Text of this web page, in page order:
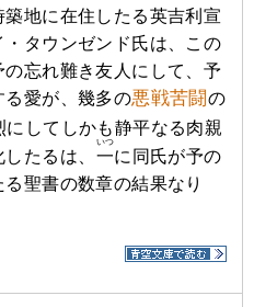
築地に在住したる英吉利宣
・タウンゼンド氏は、この
の忘れ難き友人にして、予
る愛が、幾多の悪戦苦闘の
にしてしかも静平なる肉親
たるは、 一
いつ
に同氏が予の
聖書の数章の結果なり